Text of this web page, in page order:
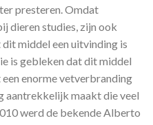
presteren. Omdat
dieren studies, zijn ook
middel een uitvinding is
is gebleken dat dit middel
enorme vetverbranding
aantrekkelijk maakt die veel
werd de bekende Alberto